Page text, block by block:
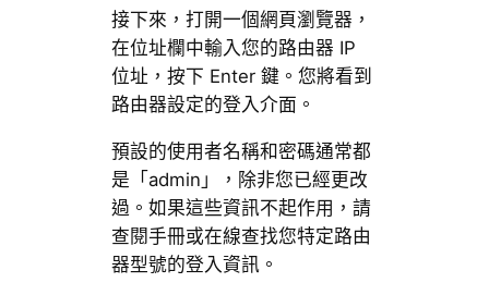
接下來，打開一個網頁瀏覽器，
在位址欄中輸入您的路由器 IP
位址，按下 Enter 鍵。您將看到
路由器設定的登入介面。
預設的使用者名稱和密碼通常都
是「admin」，除非您已經更改
過。如果這些資訊不起作用，請
查閱手冊或在線查找您特定路由
器型號的登入資訊。